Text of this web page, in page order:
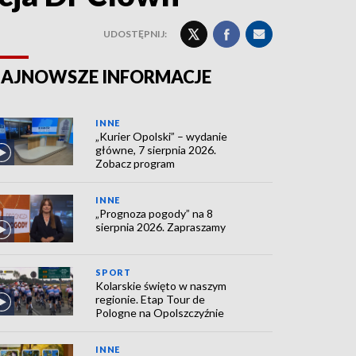
UDOSTĘPNIJ:
INFORMACJE
INNE
„Kurier Opolski” – wydanie
główne, 7 sierpnia 2026.
Zobacz program
INNE
„Prognoza pogody” na 8
sierpnia 2026. Zapraszamy
SPORT
Kolarskie święto w naszym
regionie. Etap Tour de
Pologne na Opolszczyźnie
INNE